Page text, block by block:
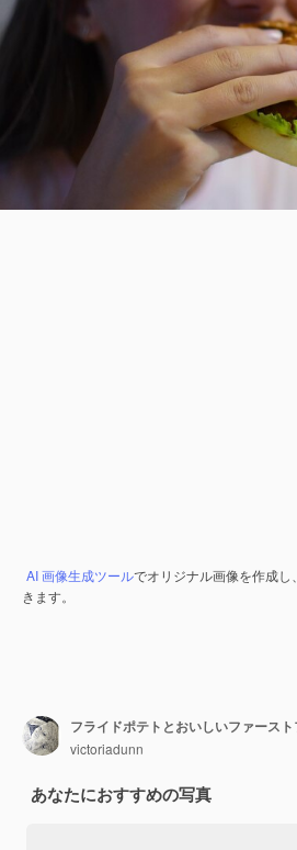
AI 画像生成ツールでオリジナル画像を作成し、
きます。
victoriadunn
あなたにおすすめの写真